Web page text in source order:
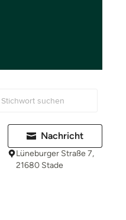
Nachricht
Lüneburger Straße 7,
21680 Stade